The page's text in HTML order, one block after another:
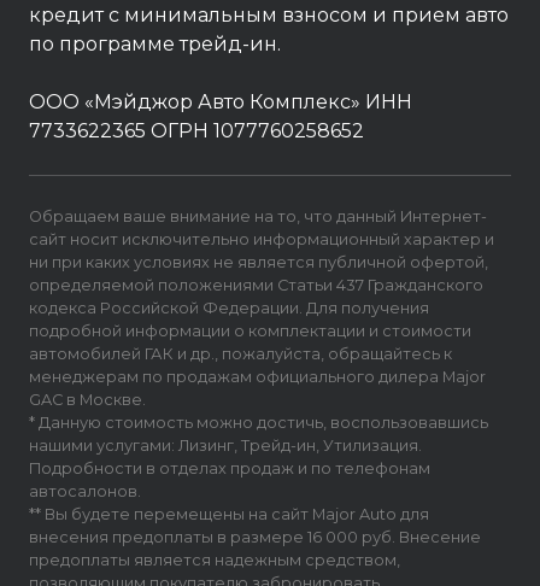
кредит с минимальным взносом и прием авто
по программе трейд-ин.
ООО «Мэйджор Авто Комплекс» ИНН
7733622365 ОГРН 1077760258652
Обращаем ваше внимание на то, что данный Интернет-
сайт носит исключительно информационный характер и
ни при каких условиях не является публичной офертой,
определяемой положениями Статьи 437 Гражданского
кодекса Российской Федерации. Для получения
подробной информации о комплектации и стоимости
автомобилей ГАК и др., пожалуйста, обращайтесь к
менеджерам по продажам официального дилера Major
GAC в Москве.
* Данную стоимость можно достичь, воспользовавшись
нашими услугами: Лизинг, Трейд-ин, Утилизация.
Подробности в отделах продаж и по телефонам
автосалонов.
** Вы будете перемещены на сайт Major Auto для
внесения предоплаты в размере 16 000 руб. Внесение
предоплаты является надежным средством,